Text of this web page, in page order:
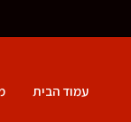
עמוד הבית